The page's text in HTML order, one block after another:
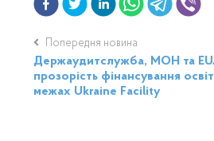
Попередня новина
Держаудитслужба, МОН та
прозорість фінансування
межах Ukraine Facility